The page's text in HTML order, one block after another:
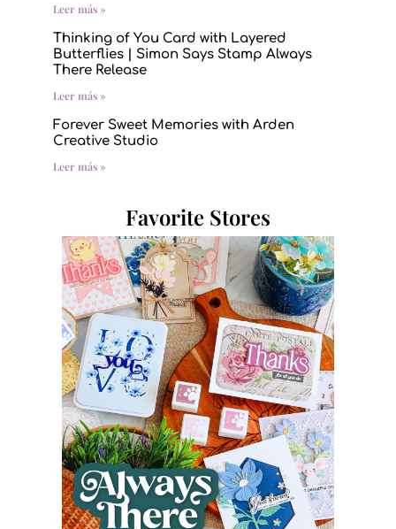
Leer más »
Thinking of You Card with Layered
Butterflies | Simon Says Stamp Always
There Release
Leer más »
Forever Sweet Memories with Arden
Creative Studio
Leer más »
Favorite Stores